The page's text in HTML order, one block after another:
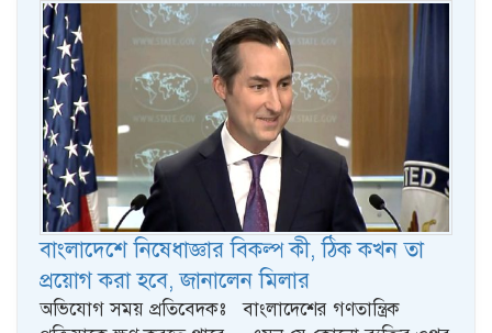
বাংলাদেশে নিষেধাজ্ঞার বিকল্প কী, ঠিক কখন তা
প্রয়োগ করা হবে, জানালেন মিলার
অভিযোগ সময় প্রতিবেদকঃ বাংলাদেশের গণতান্ত্রিক